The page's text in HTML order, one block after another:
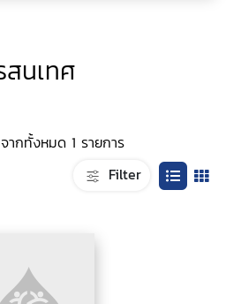
นเทศ
ากทั้งหมด 1 รายการ
Filter